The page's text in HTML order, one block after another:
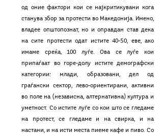
од оние фактори кои се најкритикувани кога
станува збор за протести во Македонија. Имено,
владее општопознат, но и оправдан став дека
на сите протести одат истите 40-50, еве, ако
имаме среќа, 100 луѓе. Ова се луѓе кои
припаѓаат во горе-долу истите демографски
категории: млади, образовани, дел од
граѓански сектор, лево-ориентирани, активни
во поле на (независна, алтернативна) култура и
уметност. Со истите луѓе со кои што се гледаме
на протест, се гледаме и на свирка, и на
настани, и на исти места пиеме кафе и пиво. Со